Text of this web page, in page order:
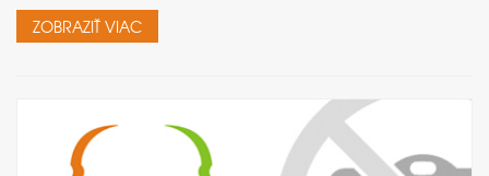
ZOBRAZIŤ VIAC